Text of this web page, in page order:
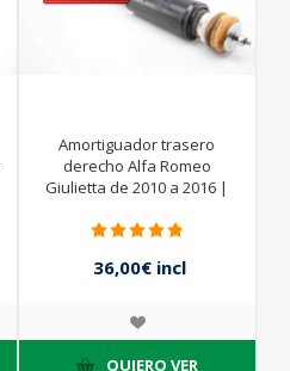
Amortiguador trasero
derecho Alfa Romeo
Giulietta de 2010 a 2016 |
36,00€ incl
impuestos
QUIERO VER